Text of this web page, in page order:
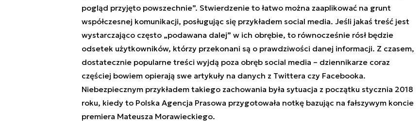
pogląd przyjęto powszechnie”. Stwierdzenie to łatwo można zaaplikować na grunt
współczesnej komunikacji, posługując się przykładem social media. Jeśli jakaś treść jest
wystarczająco często „podawana dalej” w ich obrębie, to równocześnie rósł będzie
odsetek użytkowników, którzy przekonani są o prawdziwości danej informacji. Z czasem,
dostatecznie popularne treści wyjdą poza obręb social media – dziennikarze coraz
częściej bowiem opierają swe artykuły na danych z Twittera czy Facebooka.
Niebezpiecznym przykładem takiego zachowania była sytuacja z początku stycznia 2018
roku, kiedy to Polska Agencja Prasowa przygotowała notkę bazując na fałszywym koncie
premiera Mateusza Morawieckiego.